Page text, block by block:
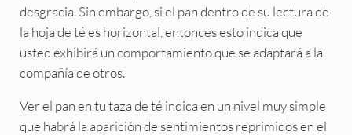
desgracia. Sin embargo, si el pan dentro de su lectura de
la hoja de té es horizontal, entonces esto indica que
usted exhibirá un comportamiento que se adaptará a la
compañía de otros.
Ver el pan en tu taza de té indica en un nivel muy simple
que habrá la aparición de sentimientos reprimidos en el